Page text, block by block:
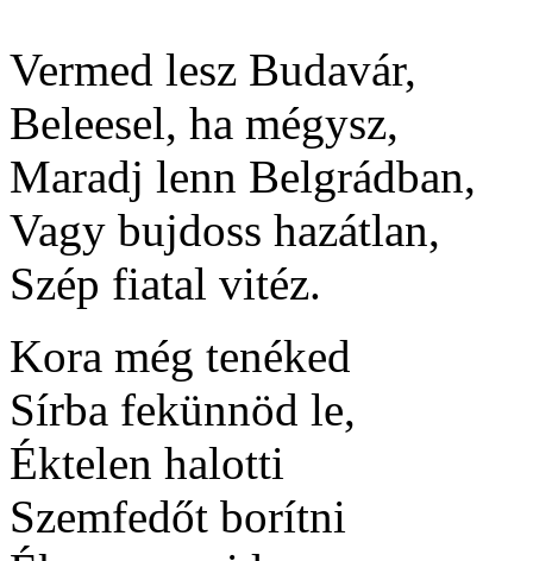
Vermed lesz Budavár,
Beleesel, ha mégysz,
Maradj lenn Belgrádban,
Vagy bujdoss hazátlan,
Szép fiatal vitéz.
Kora még tenéked
Sírba fekünnöd le,
Éktelen halotti
Szemfedőt borítni